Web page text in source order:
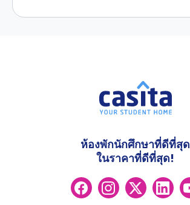
ห้องพักนักศึกษาที่ดีที่สุด
ในราคาที่ดีที่สุด!